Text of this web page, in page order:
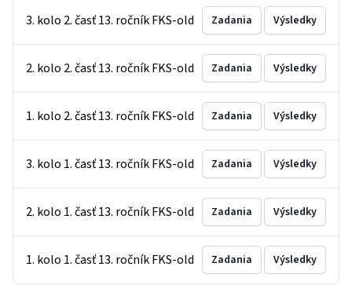
3. kolo 2. časť 13. ročník FKS-old Zadania Výsledky
2. kolo 2. časť 13. ročník FKS-old Zadania Výsledky
1. kolo 2. časť 13. ročník FKS-old Zadania Výsledky
3. kolo 1. časť 13. ročník FKS-old Zadania Výsledky
2. kolo 1. časť 13. ročník FKS-old Zadania Výsledky
1. kolo 1. časť 13. ročník FKS-old Zadania Výsledky